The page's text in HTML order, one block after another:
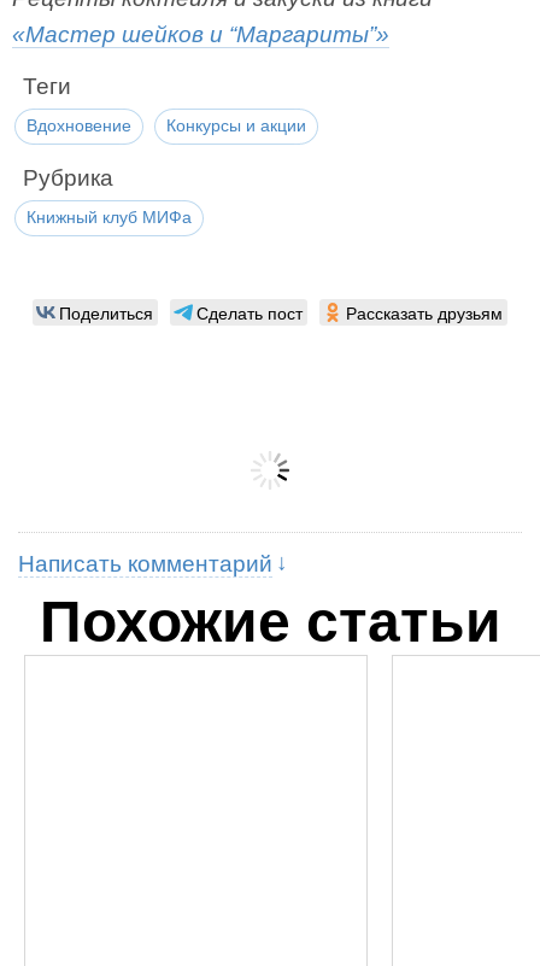
«Мастер шейков и “Маргариты”»
Теги
Вдохновение Конкурсы и акции
Рубрика
Книжный клуб МИФа
Поделиться Сделать пост Рассказать друзьям
Написать комментарий
Похожие статьи